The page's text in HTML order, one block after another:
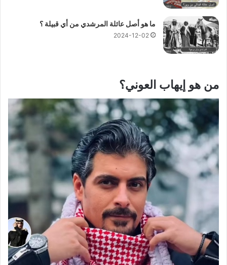
ما هو أصل عائلة المرشدي من أي قبيلة ؟
2024-12-02
من هو إيهاب العوني؟